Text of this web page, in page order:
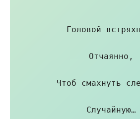
Головой
Отчаянно,
Чтоб смахнуть
Случайную…